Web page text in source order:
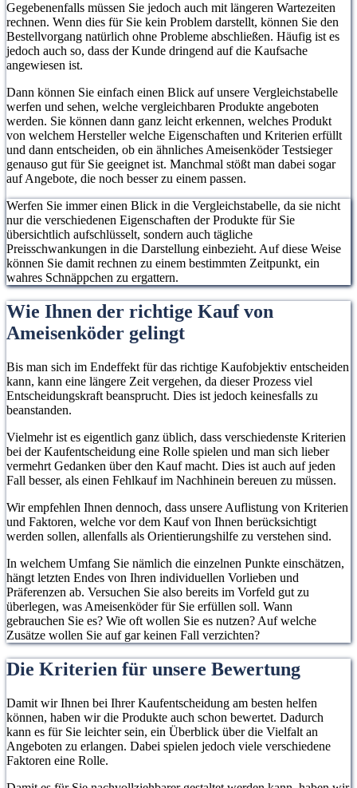
Gegebenenfalls müssen Sie jedoch auch mit längeren Wartezeiten
rechnen. Wenn dies für Sie kein Problem darstellt, können Sie den
Bestellvorgang natürlich ohne Probleme abschließen. Häufig ist es
jedoch auch so, dass der Kunde dringend auf die Kaufsache
angewiesen ist.
Dann können Sie einfach einen Blick auf unsere Vergleichstabelle
werfen und sehen, welche vergleichbaren Produkte angeboten
werden. Sie können dann ganz leicht erkennen, welches Produkt
von welchem Hersteller welche Eigenschaften und Kriterien erfüllt
und dann entscheiden, ob ein ähnliches Ameisenköder Testsieger
genauso gut für Sie geeignet ist. Manchmal stößt man dabei sogar
auf Angebote, die noch besser zu einem passen.
Werfen Sie immer einen Blick in die Vergleichstabelle, da sie nicht
nur die verschiedenen Eigenschaften der Produkte für Sie
übersichtlich aufschlüsselt, sondern auch tägliche
Preisschwankungen in die Darstellung einbezieht. Auf diese Weise
können Sie damit rechnen zu einem bestimmten Zeitpunkt, ein
wahres Schnäppchen zu ergattern.
Wie Ihnen der richtige Kauf von
Ameisenköder gelingt
Bis man sich im Endeffekt für das richtige Kaufobjektiv entscheiden
kann, kann eine längere Zeit vergehen, da dieser Prozess viel
Entscheidungskraft beansprucht. Dies ist jedoch keinesfalls zu
beanstanden.
Vielmehr ist es eigentlich ganz üblich, dass verschiedenste Kriterien
bei der Kaufentscheidung eine Rolle spielen und man sich lieber
vermehrt Gedanken über den Kauf macht. Dies ist auch auf jeden
Fall besser, als einen Fehlkauf im Nachhinein bereuen zu müssen.
Wir empfehlen Ihnen dennoch, dass unsere Auflistung von Kriterien
und Faktoren, welche vor dem Kauf von Ihnen berücksichtigt
werden sollen, allenfalls als Orientierungshilfe zu verstehen sind.
In welchem Umfang Sie nämlich die einzelnen Punkte einschätzen,
hängt letzten Endes von Ihren individuellen Vorlieben und
Präferenzen ab. Versuchen Sie also bereits im Vorfeld gut zu
überlegen, was Ameisenköder für Sie erfüllen soll. Wann
gebrauchen Sie es? Wie oft wollen Sie es nutzen? Auf welche
Zusätze wollen Sie auf gar keinen Fall verzichten?
Die Kriterien für unsere Bewertung
Damit wir Ihnen bei Ihrer Kaufentscheidung am besten helfen
können, haben wir die Produkte auch schon bewertet. Dadurch
kann es für Sie leichter sein, ein Überblick über die Vielfalt an
Angeboten zu erlangen. Dabei spielen jedoch viele verschiedene
Faktoren eine Rolle.